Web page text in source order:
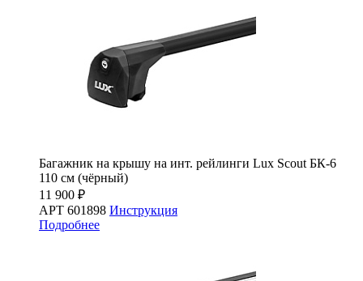
Багажник на крышу на инт. рейлинги Lux Scout БК-6
110 см (чёрный)
11 900 ₽
АРТ 601898 Инструкция
Подробнее